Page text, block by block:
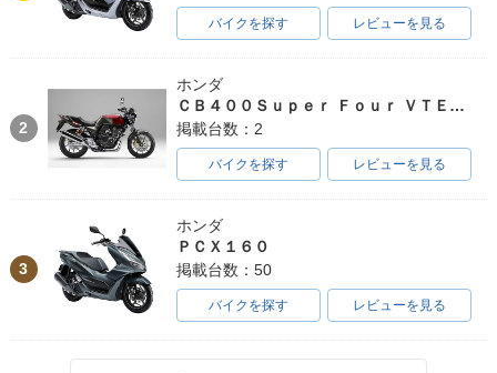
バイクを探す レビューを見る
2
ホンダ
ＣＢ４００Ｓｕｐｅｒ Ｆｏｕｒ ＶＴＥＣ ＳＰＥＣ３
掲載台数：2
バイクを探す レビューを見る
3
ホンダ
ＰＣＸ１６０
掲載台数：50
バイクを探す レビューを見る